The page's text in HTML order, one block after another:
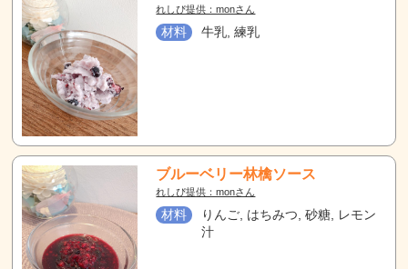
れしぴ提供：monさん
材料 牛乳, 練乳
ブルーベリー林檎ソース
れしぴ提供：monさん
材料
りんご, はちみつ, 砂糖, レモン
汁